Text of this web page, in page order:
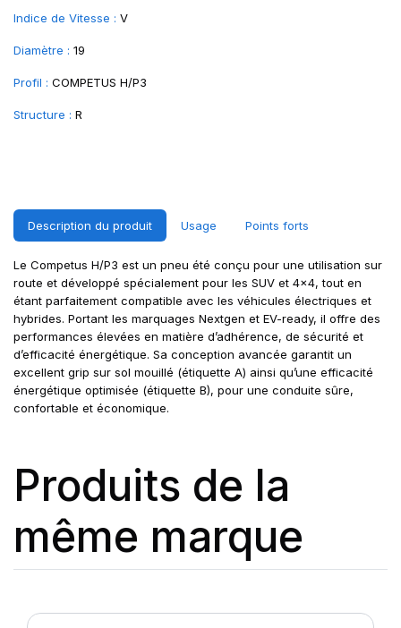
Indice de Vitesse : V
Diamètre : 19
Profil : COMPETUS H/P3
Structure : R
Description du produit Usage Points forts
Le Competus H/P3 est un pneu été conçu pour une utilisation sur
route et développé spécialement pour les SUV et 4x4, tout en
étant parfaitement compatible avec les véhicules électriques et
hybrides. Portant les marquages Nextgen et EV-ready, il offre des
performances élevées en matière d’adhérence, de sécurité et
d’efficacité énergétique. Sa conception avancée garantit un
excellent grip sur sol mouillé (étiquette A) ainsi qu’une efficacité
énergétique optimisée (étiquette B), pour une conduite sûre,
confortable et économique.
Produits de la
même marque